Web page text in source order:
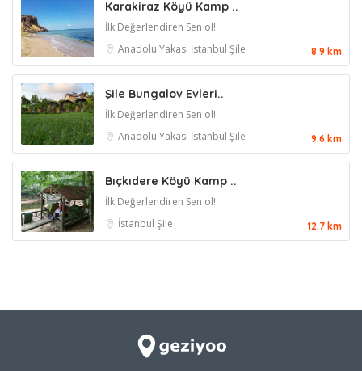
Karakiraz Köyü Kamp ..
İlk Değerlendiren Sen ol!
Anadolu Yakası İstanbul Şile 8.9 km
Şile Bungalov Evleri..
İlk Değerlendiren Sen ol!
Anadolu Yakası İstanbul Şile 9.6 km
Bıçkıdere Köyü Kamp ..
İlk Değerlendiren Sen ol!
İstanbul Şile 12.7 km